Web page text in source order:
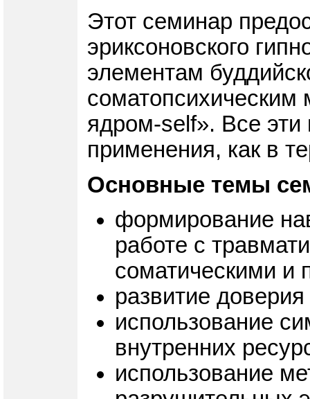
Этот семинар
эриксоновского
элементам
соматопсихическим
ядром-self». Все эти
применения, как в
Основные темы
формирование
работе с
соматическими и
развитие
использование
внутренних
использование